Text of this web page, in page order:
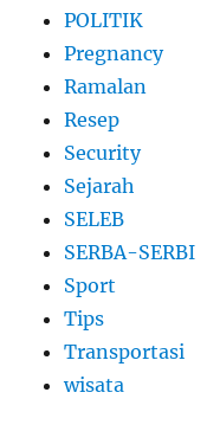
POLITIK
Pregnancy
Ramalan
Resep
Security
Sejarah
SELEB
SERBA-SERBI
Sport
Tips
Transportasi
wisata